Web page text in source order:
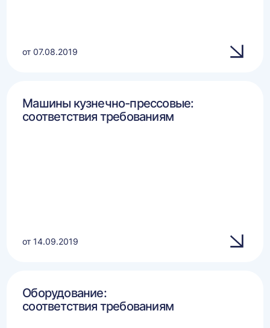
от 07.08.2019
Машины кузнечно-прессовые:
соответствия требованиям
от 14.09.2019
Оборудование:
соответствия требованиям